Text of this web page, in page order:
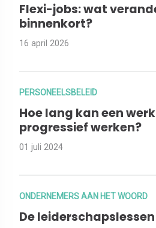
Flexi-jobs: wat
binnenkort?
16 april 2026
PERSONEELSBELEID
Hoe lang kan een
progressief werken?
01 juli 2024
ONDERNEMERS AAN HET WOORD
De